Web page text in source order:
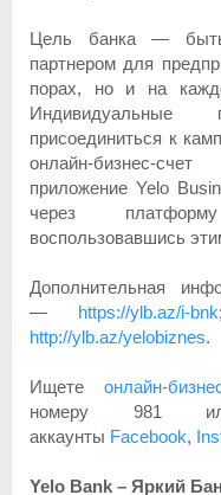
Цель банка —
партнером для
порах, но и на
Индивидуальные
присоединиться к
онлайн-
приложение Yelo
через
воспользовавшись
Дополнительная
— https://ylb.az/i-bnk
http://ylb.az/yelobiznes.
Ищете онлайн-
номеру 981
аккаунты Facebook,
Yelo Bank – Яркий